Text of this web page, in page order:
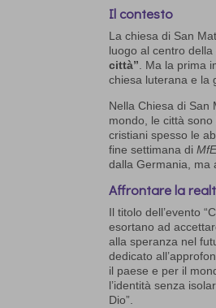
Il contesto
La chiesa di San
luogo al centro
città”. Ma la prima
chiesa luterana e la
Nella Chiesa di
mondo, le città
cristiani spesso le
fine settimana di
dalla Germania, ma
Affrontare la
Il titolo dell’evento
esortano ad
alla speranza nel
dedicato
il paese e per il
l’identità senza
Dio”.